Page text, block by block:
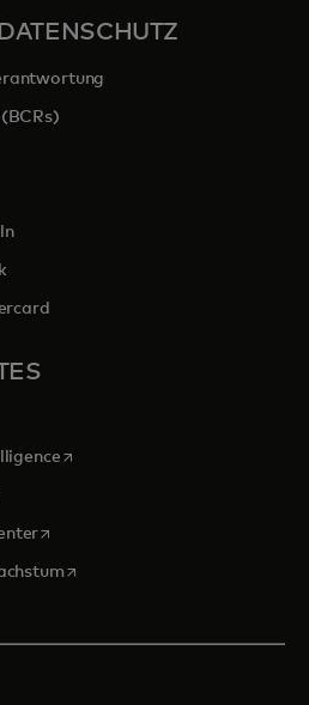
neuen Registerkarte geöffnet
neuen Registerkarte geöffnet
wird in einer neuen
in einer neuen Registerkarte
wird in einer neuen
wird in einer neuen